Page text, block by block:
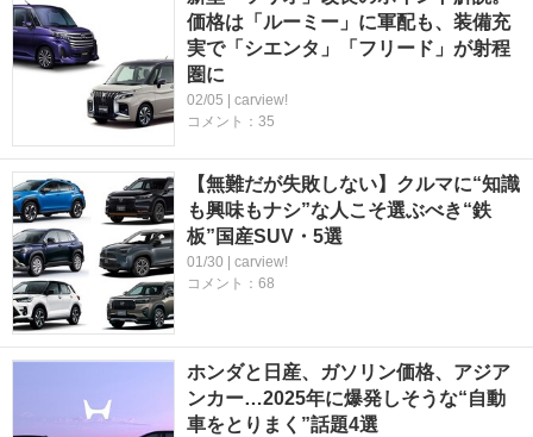
価格は「ルーミー」に軍配も、装備充
実で「シエンタ」「フリード」が射程
圏に
02/05 | carview!
コメント：35
【無難だが失敗しない】クルマに“知識
も興味もナシ”な人こそ選ぶべき“鉄
板”国産SUV・5選
01/30 | carview!
コメント：68
ホンダと日産、ガソリン価格、アジア
ンカー…2025年に爆発しそうな“自動
車をとりまく”話題4選